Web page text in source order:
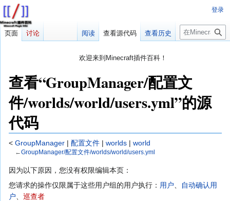
欢迎来到Minecraft插件百科！
因近日遭受攻击，百科现已限制编辑，有意编辑请加入插件百科企
鹅群：223812289
查看“GroupManager/配置文
件/worlds/world/users.yml”的源
代码
< GroupManager | 配置文件 | worlds | world
←GroupManager/配置文件/worlds/world/users.yml
跳
转
到
跳
转
到
因为以下原因，您没有权限编辑本页：
您请求的操作仅限属于这些用户组的用户执行： 用户
自动确认用
户
巡查者
登录
页面 讨论 阅读 查看源代码 查看历史
搜
索